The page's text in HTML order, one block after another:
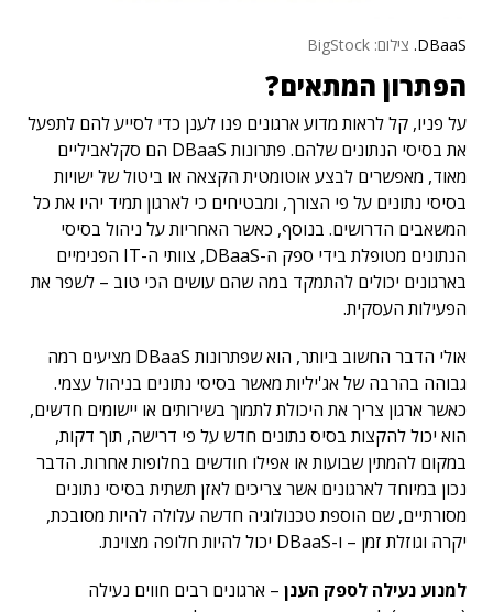
DBaaS. צילום: BigStock
הפתרון המתאים?
על פניו, קל לראות מדוע ארגונים פנו לענן כדי לסייע להם לתפעל
את בסיסי הנתונים שלהם. פתרונות DBaaS הם סקלאביליים
מאוד, מאפשרים לבצע אוטומטית הקצאה או ביטול של ישויות
בסיסי נתונים על פי הצורך, ומבטיחים כי לארגון תמיד יהיו את כל
המשאבים הדרושים. בנוסף, כאשר האחריות על ניהול בסיסי
הנתונים מטופלת בידי ספק ה-DBaaS, צוותי ה-IT הפנימיים
בארגונים יכולים להתמקד במה שהם עושים הכי טוב – לשפר את
הפעילות העסקית.
אולי הדבר החשוב ביותר, הוא שפתרונות DBaaS מציעים רמה
גבוהה בהרבה של אג'יליות מאשר בסיסי נתונים בניהול עצמי.
כאשר ארגון צריך את היכולת לתמוך בשירותים או יישומים חדשים,
הוא יכול להקצות בסיס נתונים חדש על פי דרישה, תוך דקות,
במקום להמתין שבועות או אפילו חודשים בחלופות אחרות. הדבר
נכון במיוחד לארגונים אשר צריכים לאזן תשתית בסיסי נתונים
מסורתיים, שם הוספת טכנולוגיה חדשה עלולה להיות מסובכת,
יקרה וגוזלת זמן – ו-DBaaS יכול להיות חלופה מצוינת.
למנוע נעילה לספק הענן – ארגונים רבים חווים נעילה